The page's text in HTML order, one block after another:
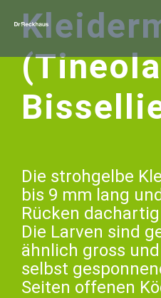
(Tineola
Die strohgelbe
bis 9 mm lang
Rücken
Die Larven sind
ähnlich gross
selbst
Seiten offenen